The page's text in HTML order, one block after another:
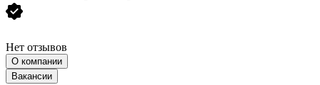
Нет отзывов
О компании
Вакансии